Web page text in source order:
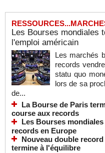
Les Bourses mondiales
l'emploi américain
Les marchés
records
statu quo
lors de sa
de...
La Bourse de Paris
course aux records
Les Bourses
records en Europe
Nouveau double
termine à l'équilibre